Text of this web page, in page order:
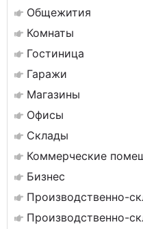
Общежития
Комнаты
Гостиница
Гаражи
Магазины
Офисы
Склады
Коммерческие
Бизнес
Производственно-
Производственно-